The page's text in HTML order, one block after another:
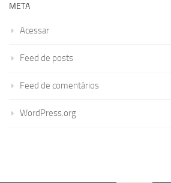
META
Acessar
Feed de posts
Feed de comentários
WordPress.org